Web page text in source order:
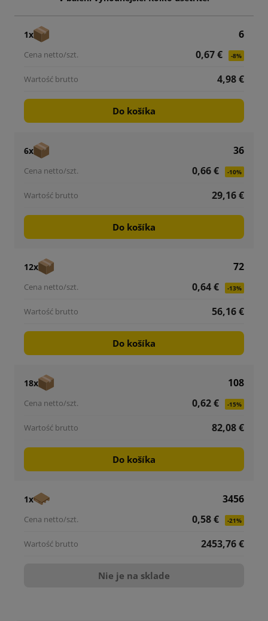
1x
6
0,67 €
-8%
4,98 €
Do košíka
6x
36
0,66 €
-10%
29,16 €
Do košíka
12x
72
0,64 €
-13%
56,16 €
Do košíka
18x
108
0,62 €
-15%
82,08 €
Do košíka
1x
3456
0,58 €
-21%
2453,76 €
Nie je na sklade